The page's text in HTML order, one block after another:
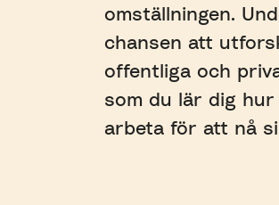
omställningen.
chansen att
offentliga och
som du lär dig
arbeta för att nå